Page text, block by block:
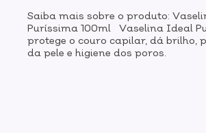
Saiba mais sobre o produto:
Puríssima 100ml Vaselina Ideal
protege o couro capilar, dá brilho,
da pele e higiene dos poros.